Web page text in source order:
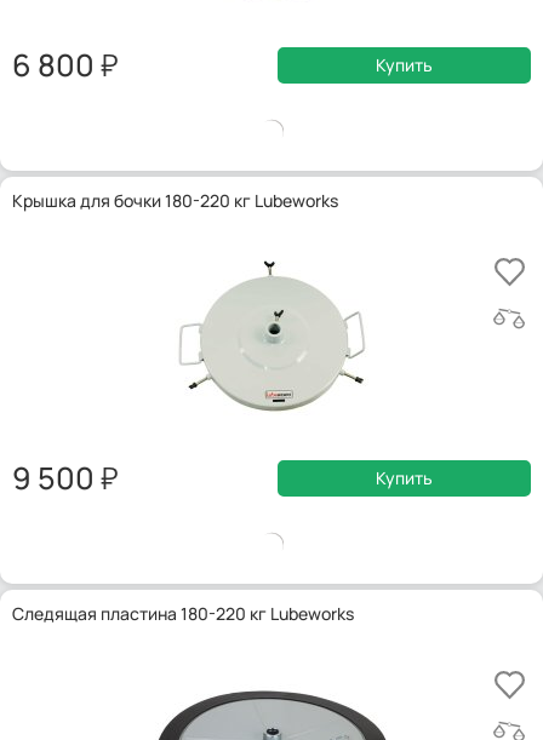
6 800 Купить
Крышка для бочки 180-220 кг Lubeworks
9 500 Купить
Следящая пластина 180-220 кг Lubeworks